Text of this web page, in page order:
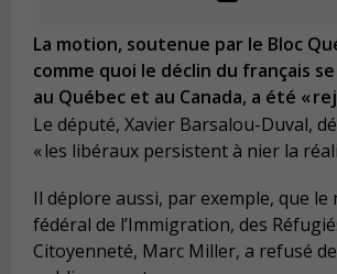
La motion, soutenue par le Bloc
comme quoi le déclin du français
au Québec et au Canada, a été «
Le député, Xavier Barsalou-Duval,
« les libéraux persistent à nier la
Il déplore aussi, par exemple, que le
fédéral de l’Immigration, des
Citoyenneté, Marc Miller, a refusé